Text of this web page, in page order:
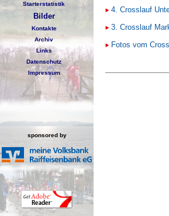
Starterstatistik
Bilder
Kontakte
Archiv
Links
Datenschutz
Impressum
sponsored by
4. Crosslauf
3. Crosslauf
Fotos vom